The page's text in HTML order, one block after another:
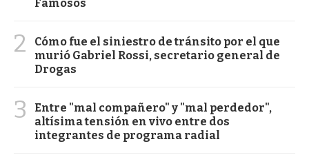
Famosos
2
Cómo fue el siniestro de tránsito por el que
murió Gabriel Rossi, secretario general de
Drogas
3
Entre "mal compañero" y "mal perdedor",
altísima tensión en vivo entre dos
integrantes de programa radial